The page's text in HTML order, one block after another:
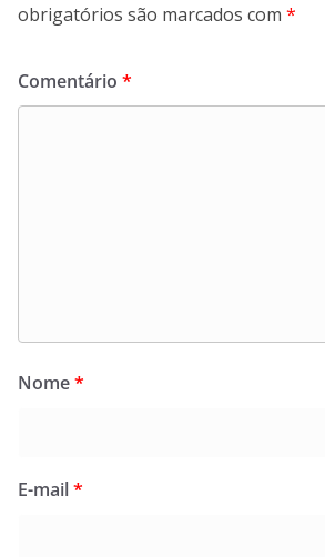
obrigatórios são marcados com *
Comentário *
Nome*
E-mail*